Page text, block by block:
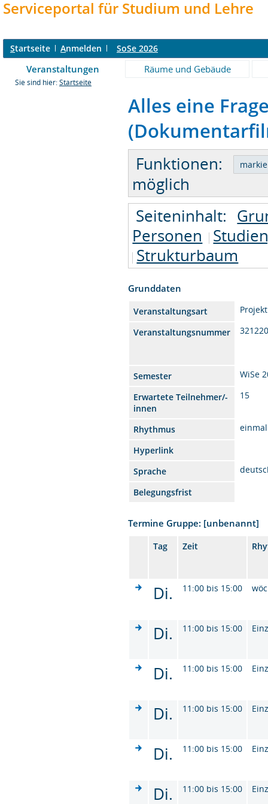
Serviceportal für Studium und Lehre
Startseite Anmelden SoSe 2026
Veranstaltungen Räume und Gebäude
Sie sind hier: Startseite
Alles eine
Funktionen:
möglich
Seiteninhalt:
Personen
Strukturbaum
Grunddaten
Veranstaltungsart
Veranstaltungsnummer
Semester
WiSe
Erwartete Teilnehmer/-
innen
15
Rhythmus
Hyperlink
Sprache
Belegungsfrist
Termine Gruppe: [unbenannt]
Tag Zeit
Di. 11:00 bis 15:00
Di. 11:00 bis 15:00
Di. 11:00 bis 15:00
Di. 11:00 bis 15:00
Di. 11:00 bis 15:00
Di. 11:00 bis 15:00